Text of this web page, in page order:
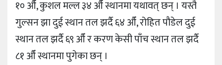
१० औँ, कुशल मल्ल ३४ औँ स्थानमा यथावत् छन् । यस्तै
गुल्सन झा दुई स्थान तल झर्दै ६४ औँ, रोहित पौडेल दुई
स्थान तल झर्दै ६९ औँ र करण केसी पाँच स्थान तल झर्दै
८१ औँ स्थानमा पुगेका छन् ।